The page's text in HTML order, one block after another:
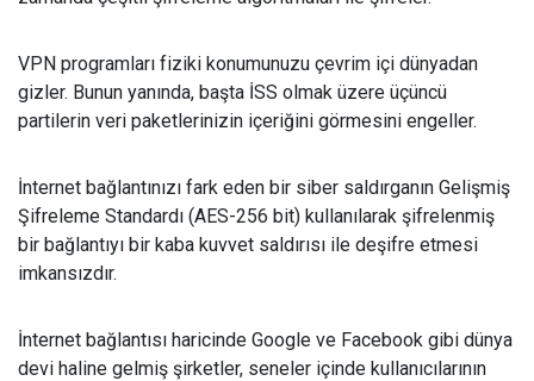
VPN programları fiziki konumunuzu çevrim içi dünyadan
gizler. Bunun yanında, başta İSS olmak üzere üçüncü
partilerin veri paketlerinizin içeriğini görmesini engeller.
İnternet bağlantınızı fark eden bir siber saldırganın Gelişmiş
Şifreleme Standardı (AES-256 bit) kullanılarak şifrelenmiş
bir bağlantıyı bir kaba kuvvet saldırısı ile deşifre etmesi
imkansızdır.
İnternet bağlantısı haricinde Google ve Facebook gibi dünya
devi haline gelmiş şirketler, seneler içinde kullanıcılarının